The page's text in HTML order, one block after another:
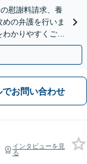
慰謝料請求、養
の弁護を行いま
かりやすくご提
でお問い合わせ
インタビューを見
る